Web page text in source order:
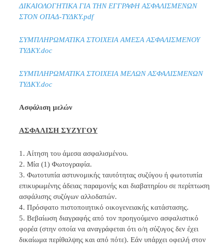
ΔΙΚΑΙΟΛΟΓΗΤΙΚΑ ΓΙΑ ΤΗΝ ΕΓΓΡΑΦΗ ΑΣΦΑΛΙΣΜΕΝΩΝ
ΣΤΟΝ ΟΠΑΔ-ΤΥΔΚΥ.pdf
ΣΥΜΠΛΗΡΩΜΑΤΙΚΑ ΣΤΟΙΧΕΙΑ ΑΜΕΣΑ ΑΣΦΑΛΙΣΜΕΝΟΥ
ΤΥΔΚΥ.doc
ΣΥΜΠΛΗΡΩΜΑΤΙΚΑ ΣΤΟΙΧΕΙΑ ΜΕΛΩΝ ΑΣΦΑΛΙΣΜΕΝΩΝ
ΤΥΔΚΥ.doc
Ασφάλιση μελών
ΑΣΦΑΛΙΣΗ ΣΥΖΥΓΟΥ
1. Αίτηση του άμεσα ασφαλισμένου.
2. Μία (1) Φωτογραφία.
3. Φωτοτυπία αστυνομικής ταυτότητας συζύγου ή φωτοτυπία
επικυρωμένης άδειας παραμονής και διαβατηρίου σε περίπτωση
ασφάλισης συζύγων αλλοδαπών.
4. Πρόσφατο πιστοποιητικό οικογενειακής κατάστασης.
5. Βεβαίωση διαγραφής από τον προηγούμενο ασφαλιστικό
φορέα (στην οποία να αναγράφεται ότι ο/η σύζυγος δεν έχει
δικαίωμα περίθαλψης και από πότε). Εάν υπάρχει οφειλή στον